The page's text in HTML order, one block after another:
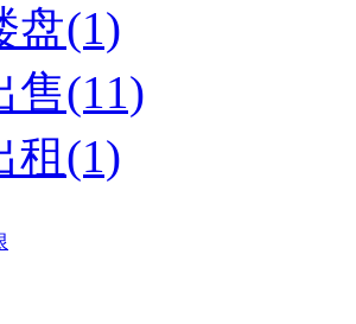
盘(1)
售(11)
租(1)